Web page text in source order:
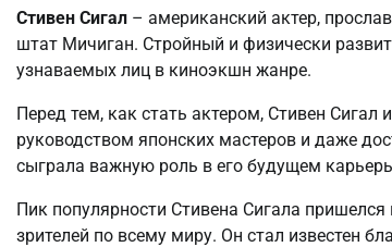
Стивен Сигал – американский актер,
штат Мичиган. Стройный и физически
узнаваемых лиц в киноэкшн жанре.
Перед тем, как стать актером, Стивен
руководством японских мастеров и даже
сыграла важную роль в его будущем
Пик популярности Стивена Сигала
зрителей по всему миру. Он стал известен